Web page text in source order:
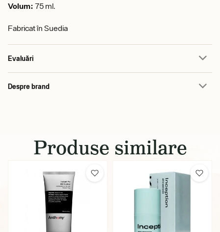
Volum: 75 ml.
Fabricat în Suedia
Evaluări
Despre brand
Produse similare